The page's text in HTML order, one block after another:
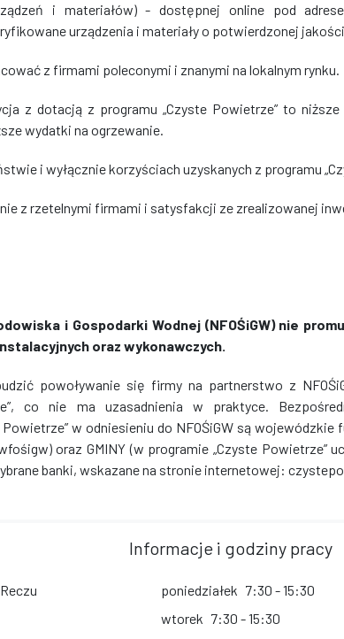
i materiałów) - dostępnej online pod
urządzenia i materiały o potwierdzonej
z firmami poleconymi i znanymi na lokalnym rynku.
z dotacją z programu „Czyste Powietrze” to
wydatki na ogrzewanie.
i wyłącznie korzyściach uzyskanych z programu
z rzetelnymi firmami i satysfakcji ze zrealizowanej
i Gospodarki Wodnej (NFOŚiGW) nie
oraz wykonawczych.
powoływanie się firmy na partnerstwo z
co nie ma uzasadnienia w praktyce.
w odniesieniu do NFOŚiGW są wojewódzkie
oraz GMINY (w programie „Czyste Powietrze”
banki, wskazane na stronie internetowej:
Informacje i godziny pracy
poniedziałek 7:30 - 15:30
wtorek 7:30 - 15:30